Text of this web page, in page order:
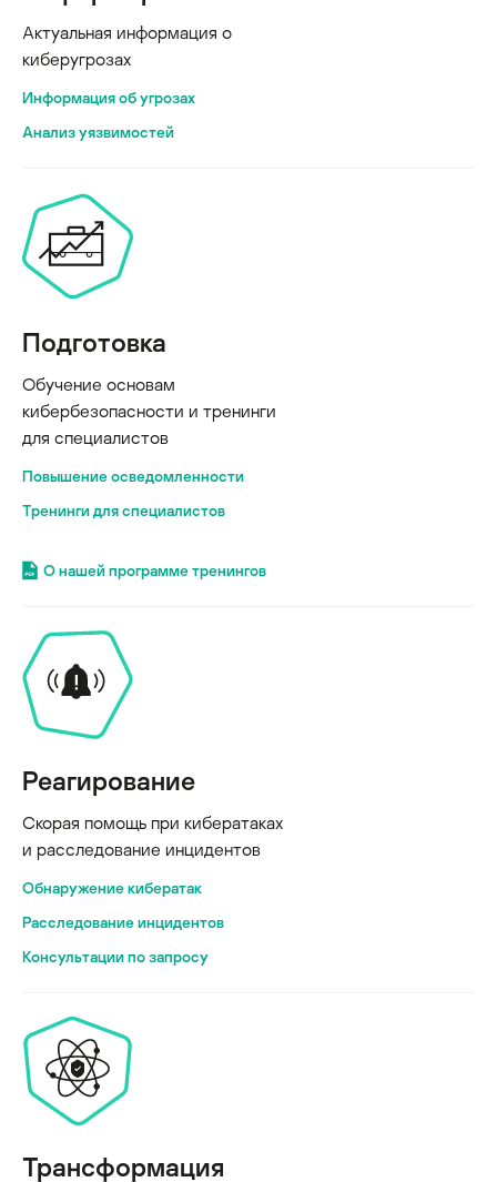
Актуальная информация о
киберугрозах
Информация об угрозах
Анализ уязвимостей
Подготовка
Обучение основам
кибербезопасности и тренинги
для специалистов
Повышение осведомленности
Тренинги для специалистов
О нашей программе тренингов
Реагирование
Скорая помощь при кибератаках
и расследование инцидентов
Обнаружение кибератак
Расследование инцидентов
Консультации по запросу
Трансформация